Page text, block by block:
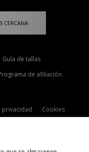
CERCANA
Guía de tallas
de afiliación
privacidad
Cookies